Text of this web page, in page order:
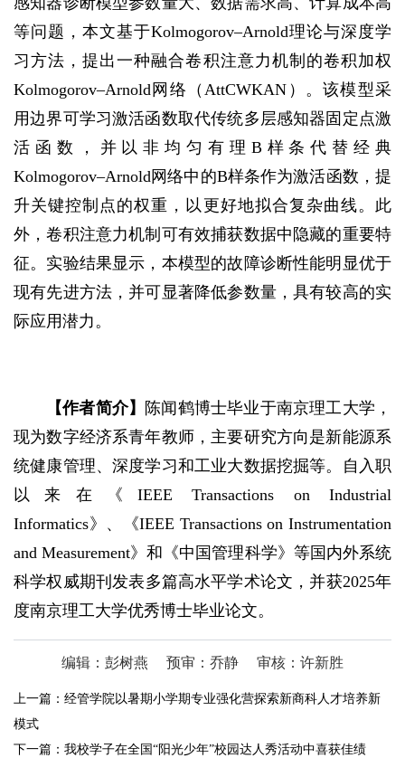
等问题，本文基于Kolmogorov–Arnold理论与深度学
习方法，提出一种融合卷积注意力机制的卷积加权
Kolmogorov–Arnold网络（AttCWKAN）。该模型采
用边界可学习激活函数取代传统多层感知器固定点激
活函数，并以非均匀有理B样条代替经典
Kolmogorov–Arnold网络中的B样条作为激活函数，提
升关键控制点的权重，以更好地拟合复杂曲线。此
外，卷积注意力机制可有效捕获数据中隐藏的重要特
征。实验结果显示，本模型的故障诊断性能明显优于
现有先进方法，并可显著降低参数量，具有较高的实
际应用潜力。
【作者简介】
陈闻鹤博士毕业于南京理工大学，
现为数字经济系青年教师，主要研究方向是新能源系
统健康管理、深度学习和工业大数据挖掘等。自入职
以来在《IEEE Transactions on Industrial
Informatics》、《IEEE Transactions on Instrumentation
and Measurement》和《中国管理科学》等国内外系统
科学权威期刊发表多篇高水平学术论文，并获2025年
度南京理工大学优秀博士毕业论文。
编辑：彭树燕 预审：乔静 审核：许新胜
上一篇： 经管学院以暑期小学期专业强化营探索新商科人才培养新
模式
下一篇： 我校学子在全国“阳光少年”校园达人秀活动中喜获佳绩